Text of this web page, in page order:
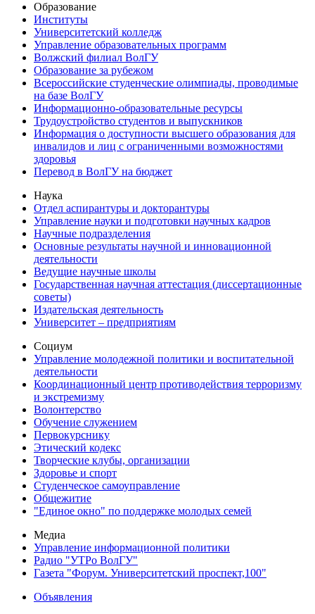
Образование
Институты
Университетский колледж
Управление образовательных программ
Волжский филиал ВолГУ
Образование за рубежом
Всероссийские студенческие олимпиады, проводимые
на базе ВолГУ
Информационно-образовательные ресурсы
Трудоустройство студентов и выпускников
Информация о доступности высшего образования для
инвалидов и лиц с ограниченными возможностями
здоровья
Перевод в ВолГУ на бюджет
Наука
Отдел аспирантуры и докторантуры
Управление науки и подготовки научных кадров
Научные подразделения
Основные результаты научной и инновационной
деятельности
Ведущие научные школы
Государственная научная аттестация (диссертационные
советы)
Издательская деятельность
Университет – предприятиям
Социум
Управление молодежной политики и воспитательной
деятельности
Координационный центр противодействия терроризму
и экстремизму
Волонтерство
Обучение служением
Первокурснику
Этический кодекс
Творческие клубы, организации
Здоровье и спорт
Студенческое самоуправление
Общежитие
"Единое окно" по поддержке молодых семей
Медиа
Управление информационной политики
Радио "УТРо ВолГУ"
Газета "Форум. Университетский проспект,100"
Объявления